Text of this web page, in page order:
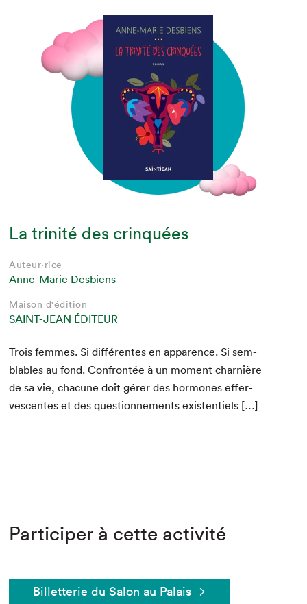
La trinité des crinquées
Auteur·rice
Anne-Marie Desbiens
Maison d'édition
SAINT-JEAN ÉDITEUR
Trois femmes. Si dif­férentes en apparence. Si sem­
blables au fond. Con­fron­tée à un moment charnière
de sa vie, cha­cune doit gér­er des hor­mones effer­
ves­centes et des ques­tion­nements existentiels […]
Participer à cette activité
Billetterie du Salon au Palais